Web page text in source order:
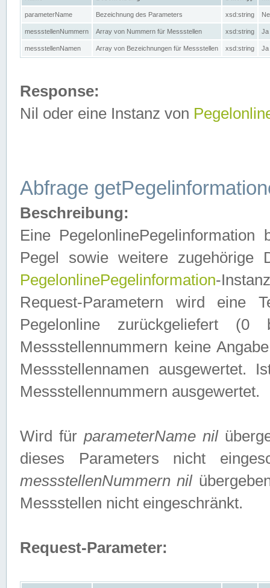
parameterName Bezeichnung des Parameters xsd:string
messstellenNummern Array von Nummern für Messstellen xsd:string Ja
messstellenNamen Array von Bezeichnungen für Messstellen xsd:string Ja
Response:
Nil oder eine Instanz von
Abfrage
Beschreibung:
Eine
Pegel sowie weitere zugehörige
PegelonlinePegelinformation-
Request-Parametern wird eine
Pegelonline zurückgeliefert
Messstellennummern keine
Messstellennamen ausgewertet.
Messstellennummern ausgewertet.
Wird fürparameterName nil
dieses Parameters nicht
messstellenNummern nil
Messstellen nicht eingeschränkt.
Request-Parameter: